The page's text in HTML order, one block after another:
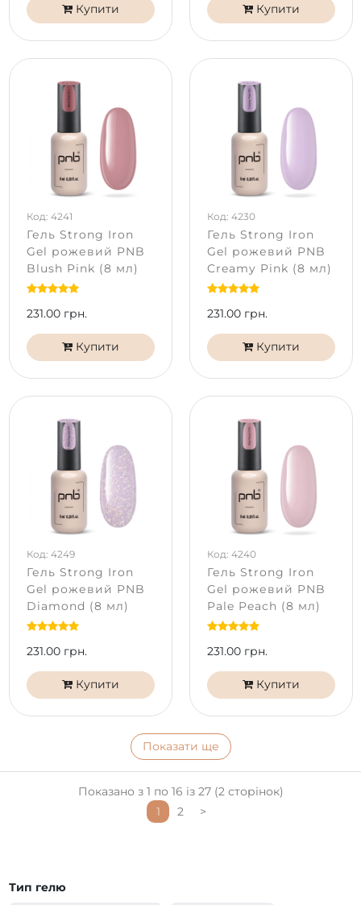
Купити Купити
Код: 4241
Гель Strong Iron
Gel рожевий PNB
Blush Pink (8 мл)
231.00 грн.
Купити
Код: 4230
Гель Strong Iron
Gel рожевий PNB
Creamy Pink (8 мл)
231.00 грн.
Купити
Код: 4249
Гель Strong Iron
Gel рожевий PNB
Diamond (8 мл)
231.00 грн.
Купити
Код: 4240
Гель Strong Iron
Gel рожевий PNB
Pale Peach (8 мл)
231.00 грн.
Купити
Показати ще
Показано з 1 по 16 із 27 (2 сторінок)
1
2 >
Тип гелю